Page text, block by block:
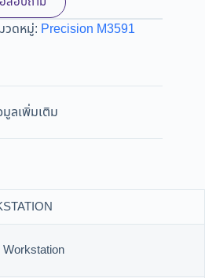
วดหมู่: Precision M3591
ลเพิ่มเติม
Workstation